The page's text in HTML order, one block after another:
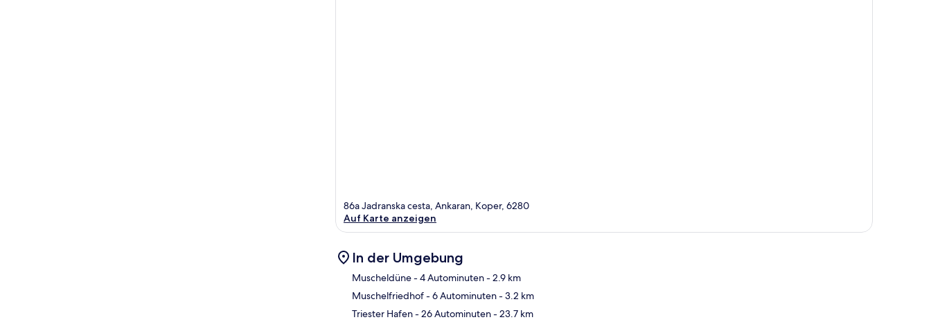
86a Jadranska cesta, Ankaran, Koper, 6280
Auf Karte anzeigen
In der Umgebung
Muscheldüne- 4 Autominuten- 2.9 km
Muschelfriedhof- 6 Autominuten- 3.2 km
Triester Hafen- 26 Autominuten- 23.7 km